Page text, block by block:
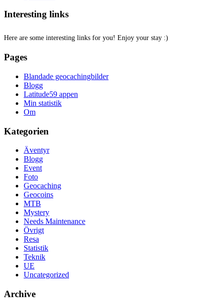
Interesting links
Here are some interesting links for you! Enjoy your stay :)
Pages
Blandade geocachingbilder
Blogg
Latitude59 appen
Min statistik
Om
Kategorien
Äventyr
Blogg
Event
Foto
Geocaching
Geocoins
MTB
Mystery
Needs Maintenance
Övrigt
Resa
Statistik
Teknik
UE
Uncategorized
Archive